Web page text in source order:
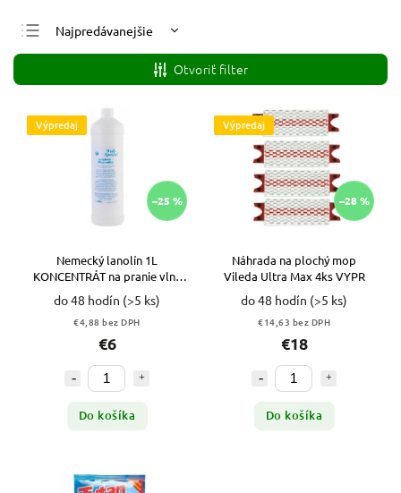
Najpredávanejšie
Najlacnejšie
Najdrahšie
Abecedne
Otvoriť filter
Výpredaj
–25 %
Nemecký lanolín 1L
KONCENTRÁT na pranie vlny
VYPR
do 48 hodín (>5 ks)
€4,88 bez DPH
€6
Do košíka
Výpredaj
–28 %
Náhrada na plochý mop
Vileda Ultra Max 4ks VYPR
do 48 hodín (>5 ks)
€14,63 bez DPH
€18
Do košíka